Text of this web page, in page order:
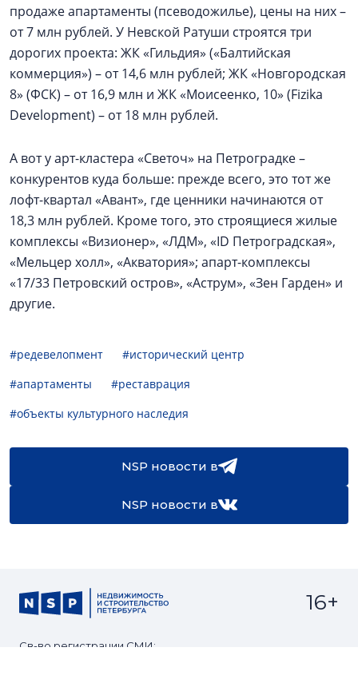
продаже апартаменты (псеводожилье), цены на них –
от 7 млн рублей. У Невской Ратуши строятся три
дорогих проекта: ЖК «Гильдия» («Балтийская
коммерция») – от 14,6 млн рублей; ЖК «Новгородская
8» (ФСК) – от 16,9 млн и ЖК «Моисеенко, 10» (Fizika
Development) – от 18 млн рублей.
А вот у арт-кластера «Светоч» на Петроградке –
конкурентов куда больше: прежде всего, это тот же
лофт-квартал «Авант», где ценники начинаются от
18,3 млн рублей. Кроме того, это строящиеся жилые
комплексы «Визионер», «ЛДМ», «ID Петроградская»,
«Мельцер холл», «Акватория»; апарт-комплексы
«17/33 Петровский остров», «Аструм», «Зен Гарден» и
другие.
#редевелопмент
#исторический центр
#апартаменты
#реставрация
#объекты культурного наследия
NSP новости в
NSP новости в
Св-во регистрации СМИ:
16+